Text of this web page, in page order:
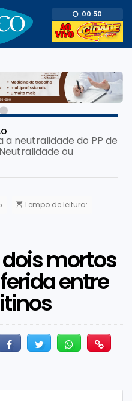
00:50
e Ciro
atingir ainda mais a
Aurélio
Tempo de leitura:
mortos
entre
Facebook Twitter Whatsapp